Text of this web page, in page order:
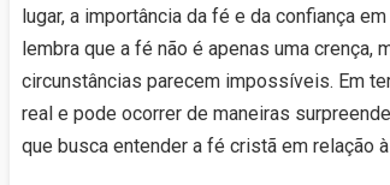
lugar, a importância da fé e da confiança
lembra que a fé não é apenas uma crença,
circunstâncias parecem impossíveis. Em
real e pode ocorrer de maneiras
que busca entender a fé cristã em relação